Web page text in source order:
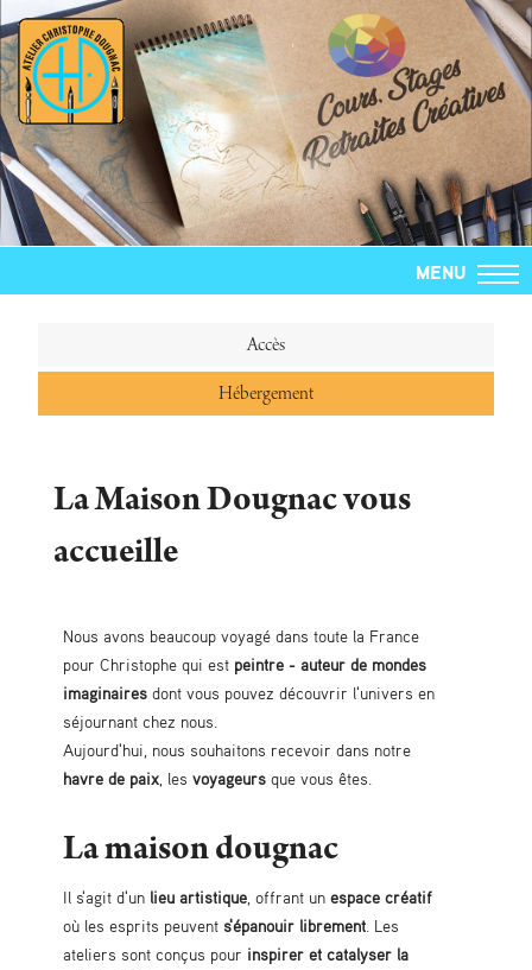
MENU
Accès
Hébergement
La Maison Dougnac vous
accueille
Nous avons beaucoup voyagé dans toute la France
pour Christophe qui est peintre - auteur de mondes
imaginaires dont vous pouvez découvrir l'univers en
séjournant chez nous.
Aujourd'hui, nous souhaitons recevoir dans notre
havre de paix , les voyageurs que vous êtes.
La maison dougnac
Il s'agit d'un lieu artistique , offrant un espace créatif
où les esprits peuvent s'épanouir librement . Les
ateliers sont conçus pour inspirer et catalyser la